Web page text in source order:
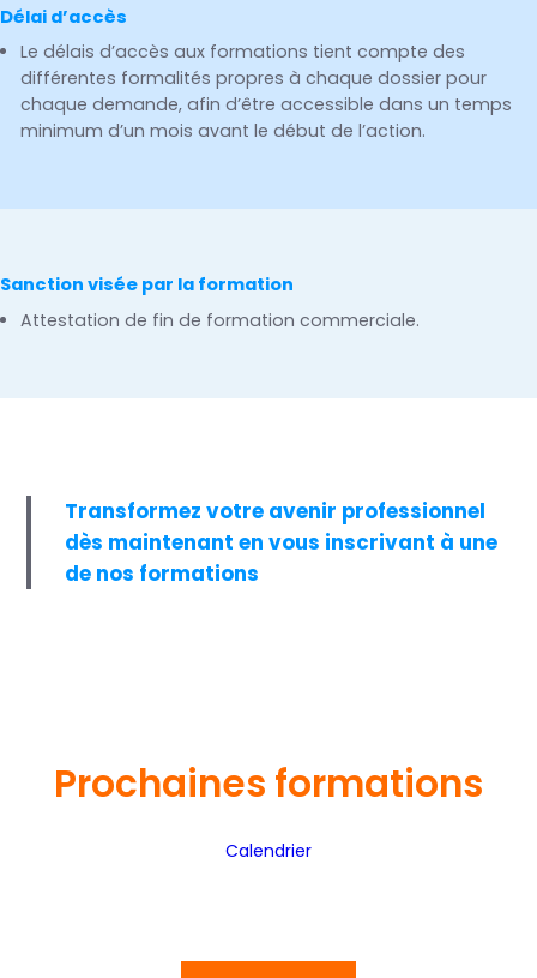
Délai d’accès
Le délais d’accès aux formations tient compte des
différentes formalités propres à chaque dossier pour
chaque demande, afin d’être accessible dans un temps
minimum d’un mois avant le début de l’action.
Sanction visée par la formation
Attestation de fin de formation commerciale.
Transformez votre avenir professionnel
dès maintenant en vous inscrivant à une
de nos formations
Prochaines formations
Calendrier